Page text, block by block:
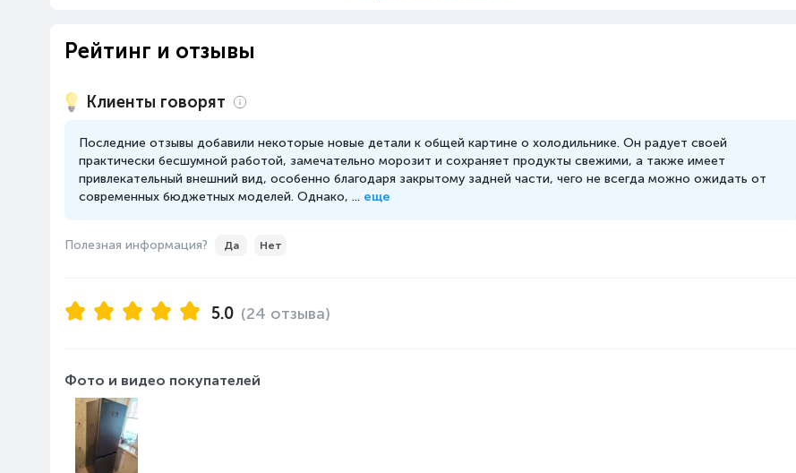
Годовой расход электроэнергии, кВт/
год
Климатический класс холодильника SN-T (от +10 °С до +43°С)
характеристики
Глубина, см
Холодильная камера
Рейтинг и отзывы
Клиенты говорят
Последние отзывы добавили некоторые новые детали к общей картине о холодильнике. Он радует своей
практически бесшумной работой, замечательно морозит и сохраняет продукты свежими, а также имеет
привлекательный внешний вид, особенно благодаря закрытому задней части, чего не всегда можно ожидать от
современных бюджетных моделей. Однако, ... еще
Полезная информация? Да Нет
5.0 (24 отзыва)
Фото и видео покупателей